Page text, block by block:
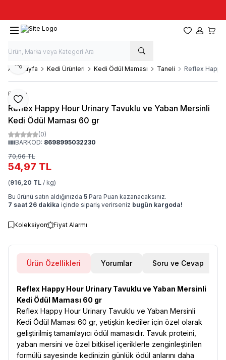
Favorilerim
Hesabım
Ana Sayfa Kedi Ürünleri Kedi Ödül Maması Taneli Reflex Happy
Favoriye Ekle
Paylaş
Reflex
Reflex Happy Hour Urinary Tavuklu ve Yaban Mersinli
Kedi Ödül Maması 60 gr
(0)
BARKOD: 8698995032230
70,96TL
54,97 TL
(916,20 TL / kg)
Bu ürünü satın aldığınızda 5 Para Puan kazanacaksınız.
7 saat 26 dakika içinde sipariş verirseniz bugün kargoda!
Koleksiyon Fiyat Alarmı
Ürün Özellikleri Yorumlar Soru ve Cevap
Reflex Happy Hour Urinary Tavuklu ve Yaban Mersinli
Kedi Ödül Maması 60 gr
Reflex Happy Hour Urinary Tavuklu ve Yaban Mersinli
Kedi Ödül Maması 60 gr, yetişkin kediler için özel olarak
geliştirilmiş tamamlayıcı ödül mamasıdır. Tavuk proteini,
yaban mersini ve özel bitkisel içeriklerle zenginleştirilen
formülü sayesinde kedinizin günlük ödül anlarını daha